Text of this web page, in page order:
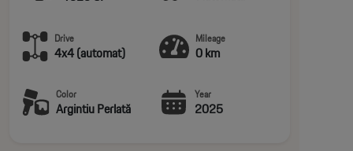
Drive
4x4 (automat)
Mileage
0 km
Color
Argintiu Perlată
Year
2025